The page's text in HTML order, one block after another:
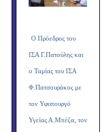
Ο Πρόεδρος του
ΙΣΑ Γ.Πατούλης και
ο Ταμίας του ΙΣΑ
Φ.Πατσουράκος με
τον Υφυπουργό
Υγείας Α.Μπέζα, τον